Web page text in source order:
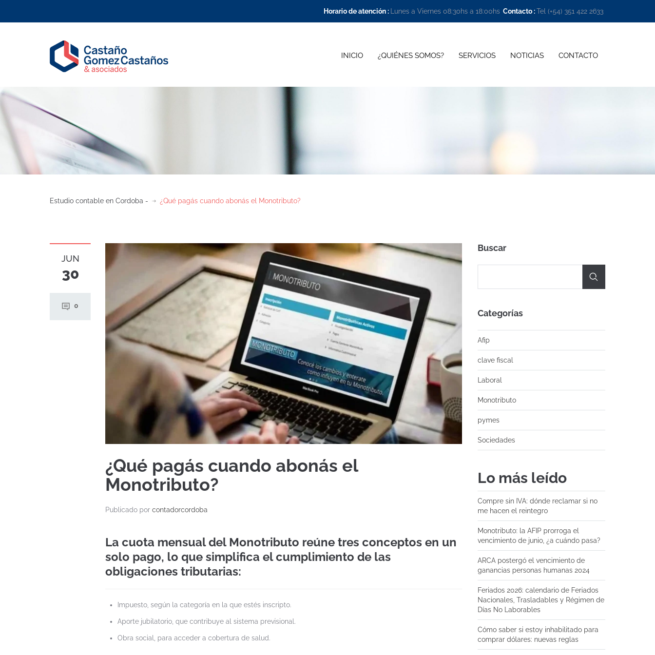
Horario de atención : Lunes a Viernes 08:30hs a 18:00hs Contacto :Tel (+54) 351 422 2633
INICIO ¿QUIÉNES SOMOS? SERVICIOS NOTICIAS CONTACTO
Estudio contable en Cordoba - ¿Qué pagás cuando abonás el Monotributo?
JUN
30
0
¿Qué pagás cuando abonás el
Monotributo?
Publicado por contadorcordoba
La cuota mensual del Monotributo reúne tres conceptos en un
solo pago, lo que simplifica el cumplimiento de las
obligaciones tributarias:
Impuesto, según la categoría en la que estés inscripto.
Aporte jubilatorio, que contribuye al sistema previsional.
Obra social, para acceder a cobertura de salud.
Buscar
Categorías
Afip
clave fiscal
Laboral
Monotributo
pymes
Sociedades
Lo más leído
Compre sin IVA: dónde reclamar si no
me hacen el reintegro
Monotributo: la AFIP prorroga el
vencimiento de junio, ¿a cuándo pasa?
ARCA postergó el vencimiento de
ganancias personas humanas 2024
Feriados 2026: calendario de Feriados
Nacionales, Trasladables y Régimen de
Días No Laborables
Cómo saber si estoy inhabilitado para
comprar dólares: nuevas reglas